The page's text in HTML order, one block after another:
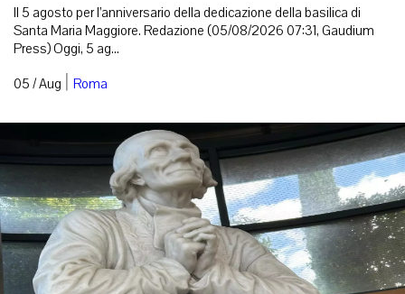
Il 5 agosto per l’anniversario della dedicazione della basilica di
Santa Maria Maggiore. Redazione (05/08/2026 07:31, Gaudium
Press) Oggi, 5 ag...
05 / Aug | Roma